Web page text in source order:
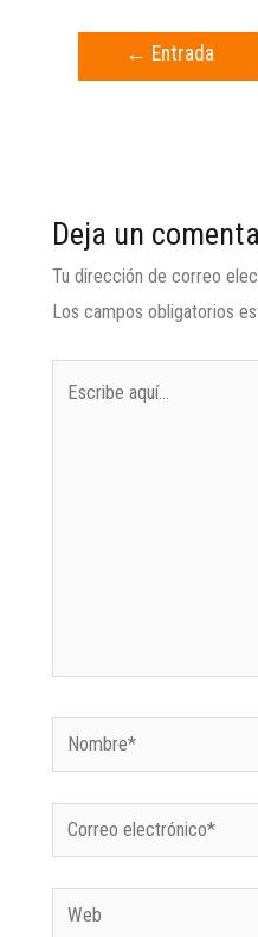
← Entrada
Deja un
Tu dirección de correo
Los campos obligatorios